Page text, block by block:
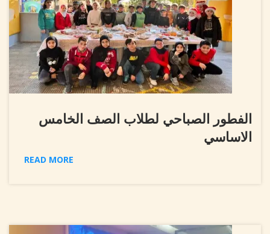
الفطور الصباحي لطلاب الصف الخامس
الاساسي
READ MORE